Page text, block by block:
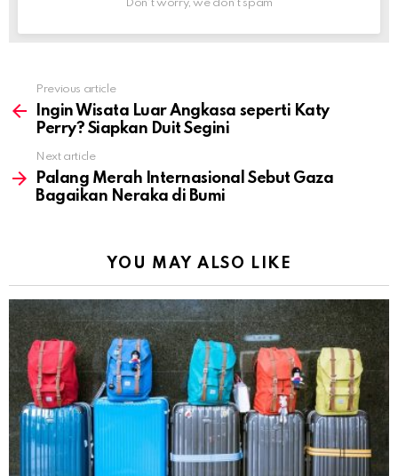
Don't worry, we don't spam
more
Previous article
Ingin Wisata Luar Angkasa seperti Katy
Perry? Siapkan Duit Segini
Next article
Palang Merah Internasional Sebut Gaza
Bagaikan Neraka di Bumi
YOU MAY ALSO LIKE